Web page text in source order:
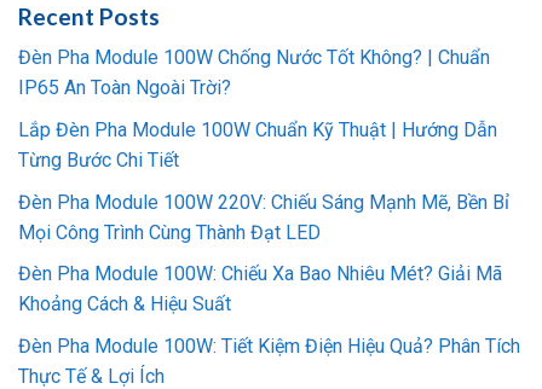
Recent Posts
Đèn Pha Module 100W Chống Nước Tốt Không? | Chuẩn
IP65 An Toàn Ngoài Trời?
Lắp Đèn Pha Module 100W Chuẩn Kỹ Thuật | Hướng Dẫn
Từng Bước Chi Tiết
Đèn Pha Module 100W 220V: Chiếu Sáng Mạnh Mẽ, Bền Bỉ
Mọi Công Trình Cùng Thành Đạt LED
Đèn Pha Module 100W: Chiếu Xa Bao Nhiêu Mét? Giải Mã
Khoảng Cách & Hiệu Suất
Đèn Pha Module 100W: Tiết Kiệm Điện Hiệu Quả? Phân Tích
Thực Tế & Lợi Ích